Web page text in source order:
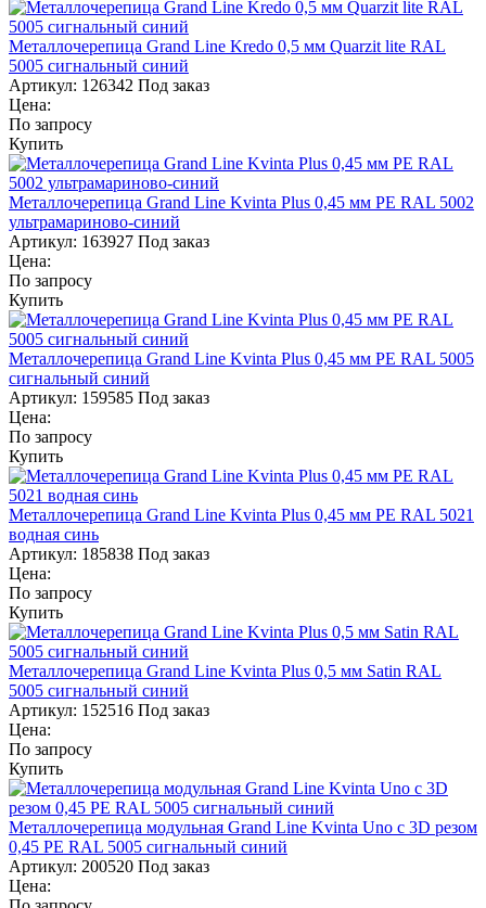
Металлочерепица Grand Line Kredo 0,5 мм Quarzit lite RAL
5005 сигнальный синий
Артикул: 126342 Под заказ
Цена:
По запросу
Купить
Металлочерепица Grand Line Kvinta Plus 0,45 мм PE RAL 5002
ультрамариново-синий
Артикул: 163927 Под заказ
Цена:
По запросу
Купить
Металлочерепица Grand Line Kvinta Plus 0,45 мм PE RAL 5005
сигнальный синий
Артикул: 159585 Под заказ
Цена:
По запросу
Купить
Металлочерепица Grand Line Kvinta Plus 0,45 мм PE RAL 5021
водная синь
Артикул: 185838 Под заказ
Цена:
По запросу
Купить
Металлочерепица Grand Line Kvinta Plus 0,5 мм Satin RAL
5005 сигнальный синий
Артикул: 152516 Под заказ
Цена:
По запросу
Купить
Металлочерепица модульная Grand Line Kvinta Uno c 3D резом
0,45 PE RAL 5005 сигнальный синий
Артикул: 200520 Под заказ
Цена: